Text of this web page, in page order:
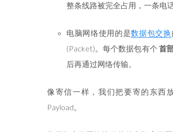
整条线路被完全占用，一条电
电脑网络使用的是数据包交换
(Packet)。每个数据包有个 首
后再通过网络传输。
像寄信一样，我们把要寄的东西
Payload。